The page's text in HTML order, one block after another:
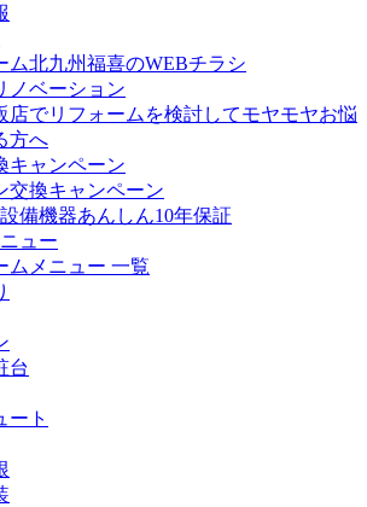
ム北九州福喜のWEBチラシ
ノベーション
店でリフォームを検討してモヤモヤお悩
方へ
キャンペーン
交換キャンペーン
備機器あんしん10年保証
ュー
ムメニュー 一覧
台
ート